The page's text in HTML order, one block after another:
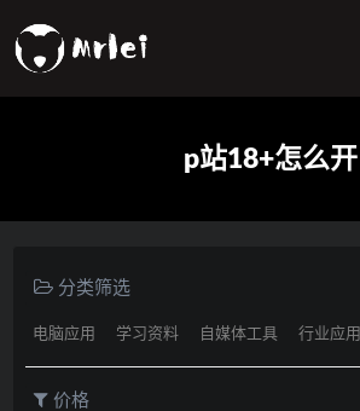
p站18+怎么开
分类筛选
电脑应用 学习资料 自媒体工具 行业应用
价格